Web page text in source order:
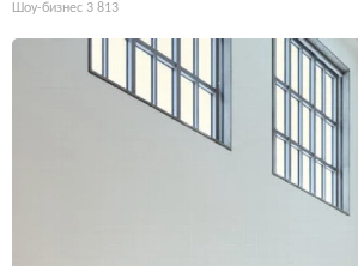
Шоу-бизнес 3 813